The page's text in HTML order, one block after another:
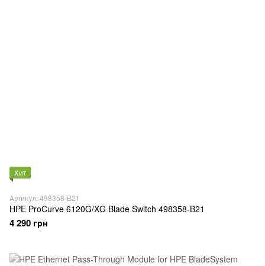
Хит
Артикул: 498358-B21
HPE ProCurve 6120G/XG Blade Switch 498358-B21
4 290 грн